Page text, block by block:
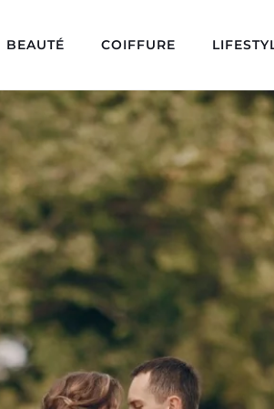
BEAUTÉ COIFFURE